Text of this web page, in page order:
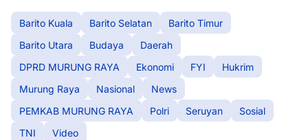
Barito Kuala Barito Selatan
Barito Timur
Barito Utara
Budaya
Daerah
DPRD MURUNG RAYA
Ekonomi FYI
Hukrim
Murung Raya
Nasional
News
PEMKAB MURUNG RAYA
Polri Seruyan
Sosial
TNI
Video